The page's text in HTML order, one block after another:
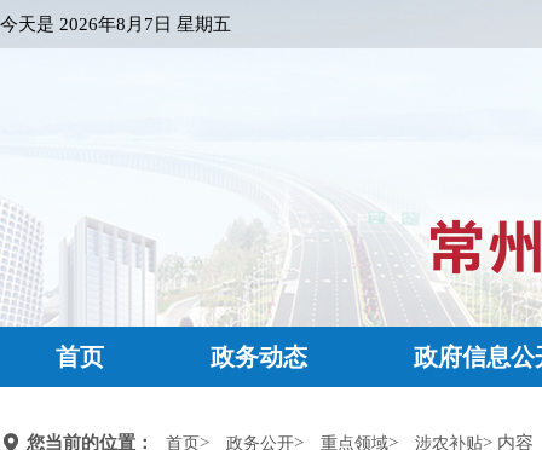
今天是 2026年8月7日 星期五
首页 政务动态 政府信息公
您当前的位置： 首页> 政务公开> 重点领域> 涉农补贴> 内容